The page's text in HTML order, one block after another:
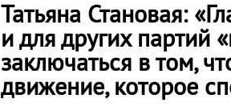
Татьяна Становая:
и для других партий
заключаться в том,
движение, которое